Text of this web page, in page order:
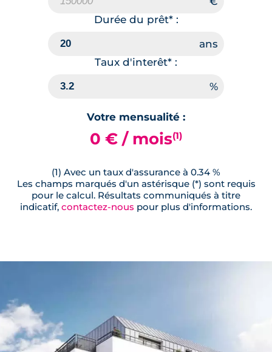
Durée du prêt* :
Taux d'interêt* :
Votre mensualité :
0 € / mois(1)
(1) Avec un taux d'assurance à 0.34 %
Les champs marqués d'un astérisque (*) sont requis
pour le calcul. Résultats communiqués à titre
indicatif, contactez-nous pour plus d'informations.